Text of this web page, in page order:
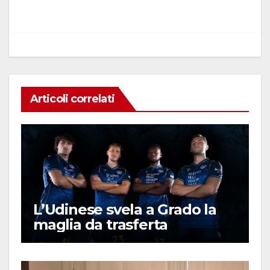
Articoli correlati
L’Udinese svela a Grado la
maglia da trasferta